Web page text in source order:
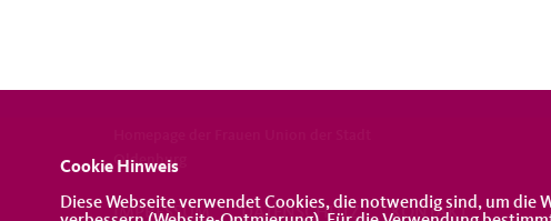
Oldenburg
IMPRESSUM DATENSCHUTZ KONTAKT
Cookie Hinweis
Diese Webseite verwendet Cookies, die notwendig sind, um